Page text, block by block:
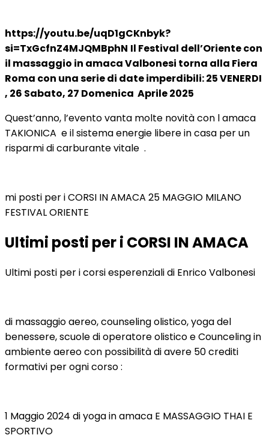
https://youtu.be/uqD1gCKnbyk?
si=TxGcfnZ4MJQMBphN Il Festival dell’Oriente con
il massaggio in amaca Valbonesi torna alla Fiera
Roma con una serie di date imperdibili: 25 VENERDI
, 26 Sabato, 27 Domenica Aprile 2025
Quest’anno, l’evento vanta molte novità con l amaca
TAKIONICA e il sistema energie libere in casa per un
risparmi di carburante vitale .
mi posti per i CORSI IN AMACA 25 MAGGIO MILANO
FESTIVAL ORIENTE
Ultimi posti per i CORSI IN AMACA
Ultimi posti per i corsi esperenziali di Enrico Valbonesi
di massaggio aereo, counseling olistico, yoga del
benessere, scuole di operatore olistico e Counceling in
ambiente aereo con possibilità di avere 50 crediti
formativi per ogni corso :
1 Maggio 2024 di yoga in amaca E MASSAGGIO THAI E
SPORTIVO